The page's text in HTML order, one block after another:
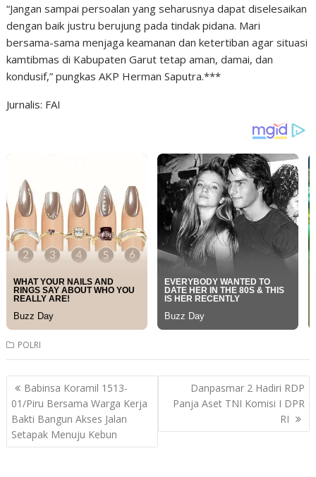
“Jangan sampai persoalan yang seharusnya dapat diselesaikan
dengan baik justru berujung pada tindak pidana. Mari
bersama-sama menjaga keamanan dan ketertiban agar situasi
kamtibmas di Kabupaten Garut tetap aman, damai, dan
kondusif,” pungkas AKP Herman Saputra.***
Jurnalis: FAI
POLRI
Post
navigation
Babinsa Koramil 1513-
01/Piru Bersama Warga Kerja
Bakti Bangun Akses Jalan
Setapak Menuju Kebun
Danpasmar 2 Hadiri RDP
Panja Aset TNI Komisi I DPR
RI